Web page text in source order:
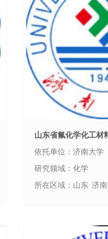
山东省氟化学化工材
依托单位：济南大学
研究领域：化学
所在区域：山东 济南